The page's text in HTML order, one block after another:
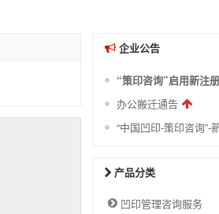
企业公告
“策印咨询”启用新注
办公搬迁通告
“中国凹印-策印咨询”-
产品分类
凹印管理咨询服务